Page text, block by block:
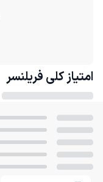
امتیاز کلی فریلنسر